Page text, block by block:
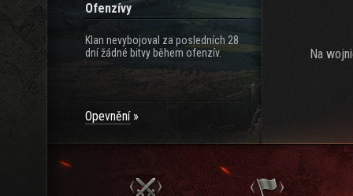
Ofenzívy
Klan nevybojoval za posledních 28
dní žádné bitvy během ofenzív.
Opevnění
Na